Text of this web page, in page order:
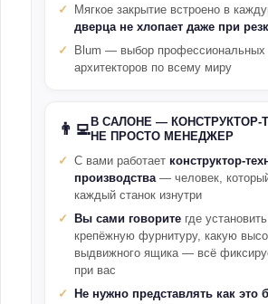
Мягкое закрытие встроено в
дверца не хлопает даже при
Blum — выбор профессиональных
архитекторов по всему миру
👨‍💻В САЛОНЕ — КОНСТРУКТОР-
НЕ ПРОСТО МЕНЕДЖЕР
С вами работает конструктор-
производства— человек,
каждый станок изнутри
Вы сами говорите где
крепёжную фурнитуру, какую
выдвижного ящика — всё
при вас
Не нужно представлять как это